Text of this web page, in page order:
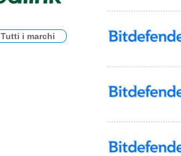
Tutti i marchi